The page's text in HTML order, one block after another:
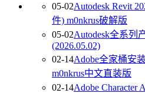
05-02Autodesk Revit
件) m0nkrus破解版
05-02Autodesk全系列
(2026.05.02)
02-14Adobe全家桶安
m0nkrus中文直装版
02-14Adobe Character